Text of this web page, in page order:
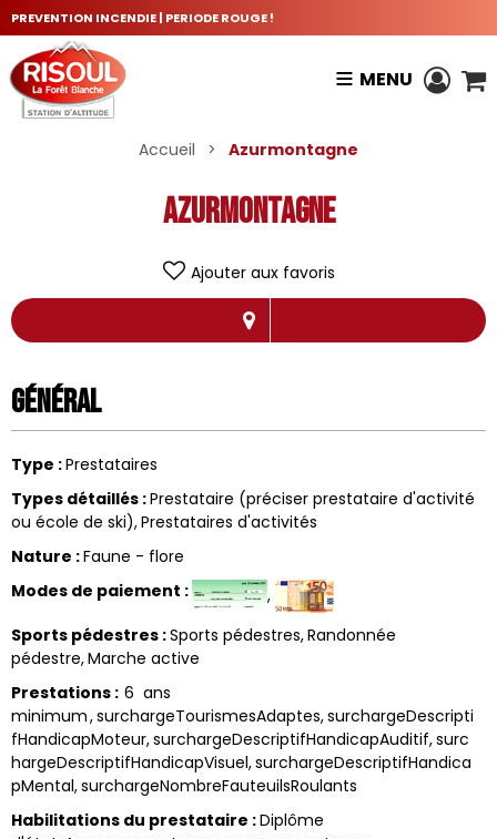
PREVENTION INCENDIE | PERIODE ROUGE !
MENU
Accueil > Azurmontagne
Azurmontagne
Ajouter aux favoris
Général
Type :Prestataires
Types détaillés :Prestataire (préciser prestataire d'activité
ou école de ski) Prestataires d'activités
Nature :Faune - flore
Modes de paiement :
Sports pédestres :Sports pédestres Randonnée
pédestre Marche active
Prestations : 6 ans
minimum surchargeTourismesAdaptes surchargeDescripti
fHandicapMoteur surchargeDescriptifHandicapAuditif surc
hargeDescriptifHandicapVisuel surchargeDescriptifHandica
pMental surchargeNombreFauteuilsRoulants
Habilitations du prestataire :Diplôme